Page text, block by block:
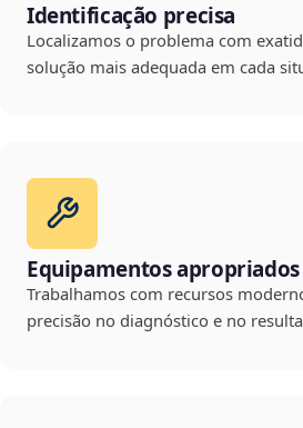
Identificação precisa
Localizamos o problema com
solução mais adequada em cada
Equipamentos apropriados
Trabalhamos com recursos
precisão no diagnóstico e no